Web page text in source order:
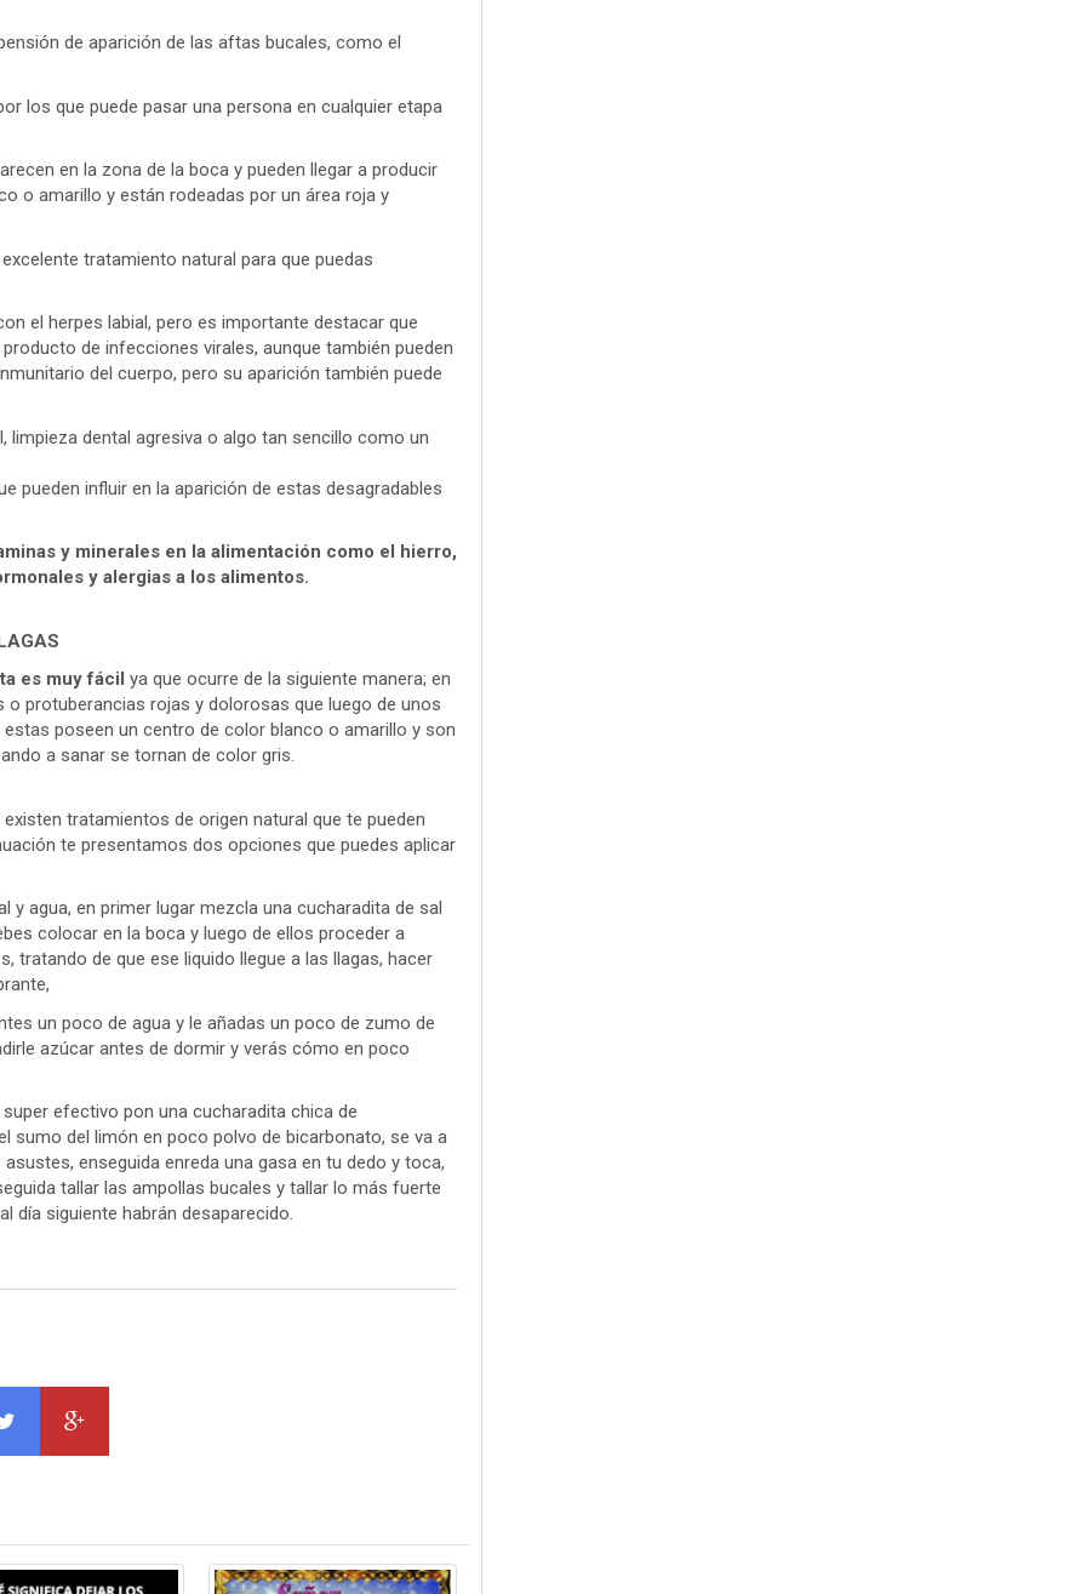
de aparición de las aftas bucales, como el
los que puede pasar una persona en cualquier etapa
en la zona de la boca y pueden llegar a producir
o amarillo y están rodeadas por un área roja y
tratamiento natural para que puedas
el herpes labial, pero es importante destacar que
de infecciones virales, aunque también pueden
del cuerpo, pero su aparición también puede
limpieza dental agresiva o algo tan sencillo como un
pueden influir en la aparición de estas desagradables
y minerales en la alimentación como el hierro,
y alergias a los alimentos.
es muy fácil ya que ocurre de la siguiente manera; en
protuberancias rojas y dolorosas que luego de unos
poseen un centro de color blanco o amarillo y son
a sanar se tornan de color gris.
tratamientos de origen natural que te pueden
te presentamos dos opciones que puedes aplicar
y agua, en primer lugar mezcla una cucharadita de sal
colocar en la boca y luego de ellos proceder a
tratando de que ese liquido llegue a las llagas, hacer
un poco de agua y le añadas un poco de zumo de
azúcar antes de dormir y verás cómo en poco
efectivo pon una cucharadita chica de
sumo del limón en poco polvo de bicarbonato, se va a
enseguida enreda una gasa en tu dedo y toca,
tallar las ampollas bucales y tallar lo más fuerte
día siguiente habrán desaparecido.